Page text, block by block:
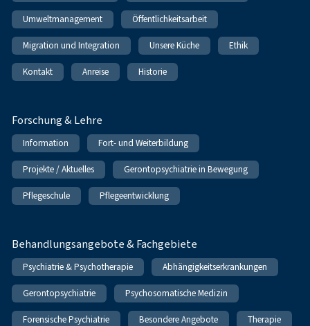
Umweltmanagement Öffentlichkeitsarbeit
Migration und Integration Unsere Küche Ethik
Kontakt Anreise Historie
Forschung & Lehre
Information Fort- und Weiterbildung
Projekte / Aktuelles Gerontopsychiatrie in Bewegung
Pflegeschule Pflegeentwicklung
Behandlungsangebote & Fachgebiete
Psychiatrie & Psychotherapie Abhängigkeitserkrankungen
Gerontopsychiatrie Psychosomatische Medizin
Forensische Psychiatrie Besondere Angebote Therapie